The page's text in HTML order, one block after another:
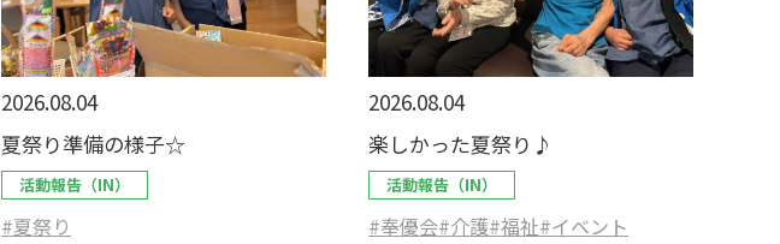
2026.08.04
夏祭り準備の様子☆
活動報告（IN）
#夏祭り
2026.08.04
楽しかった夏祭り♪
活動報告（IN）
#奉優会#介護#福祉#イベント